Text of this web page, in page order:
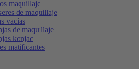
maquillaje
de maquillaje
vacías
de maquillaje
konjac
matificantes